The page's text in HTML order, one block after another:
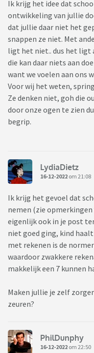
Ik krijg het idee dat
ontwikkeling van jullie
dat jullie daar niet het
snappen ze niet. Met
ligt het niet.. dus het ligt
die kan daar niets aan
want we voelen aan ons
Voor wij het weten,
Ze denken niet, goh die
door onze ogen te zien
begrip.
LydiaDietz
16-12-2022 om 21:08
Ik krijg het gevoel dat
nemen (zie
eigenlijk ook in je post
niet goed ging, kind
met rekenen is de
waardoor zwakkere
makkelijk een 7 kunnen
Maken jullie je zelf
zeuren?
PhilDunphy
16-12-2022 om 22:50